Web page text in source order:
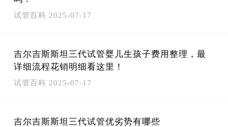
试管百科 2025-07-17
吉尔吉斯斯坦三代试管婴儿生孩子费用整理，最
详细流程花销明细看这里！
试管百科 2025-07-17
吉尔吉斯斯坦三代试管优劣势有哪些